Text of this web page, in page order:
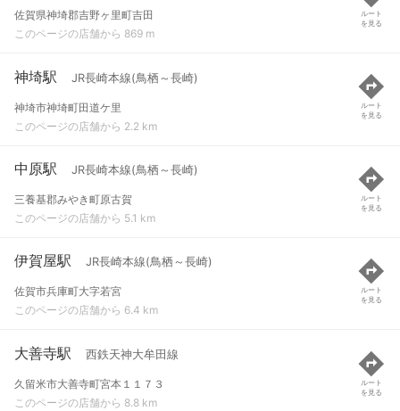
佐賀県神埼郡吉野ヶ里町吉田
このページの店舗から 869 m
ルート
を見る
神埼駅 JR長崎本線(鳥栖～長崎)
神埼市神埼町田道ケ里
このページの店舗から 2.2 km
ルート
を見る
中原駅 JR長崎本線(鳥栖～長崎)
三養基郡みやき町原古賀
このページの店舗から 5.1 km
ルート
を見る
伊賀屋駅 JR長崎本線(鳥栖～長崎)
佐賀市兵庫町大字若宮
このページの店舗から 6.4 km
ルート
を見る
大善寺駅 西鉄天神大牟田線
久留米市大善寺町宮本１１７３
このページの店舗から 8.8 km
ルート
を見る